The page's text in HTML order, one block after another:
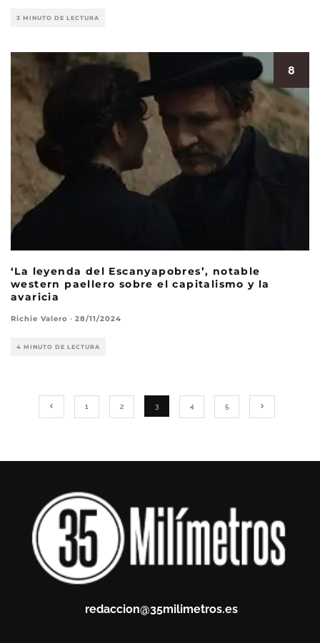
3 MINUTO DE LECTURA
8
‘La leyenda del Escanyapobres’, notable
western paellero sobre el capitalismo y la
avaricia
Richie Valero · 28/11/2024
4 MINUTO DE LECTURA
1 2 3 4 5
redaccion@35milimetros.es